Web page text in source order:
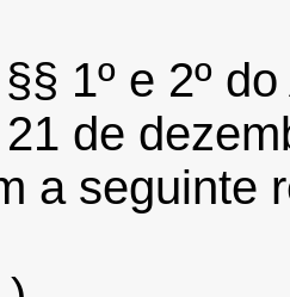
1º e 2º
21 de
a seguinte